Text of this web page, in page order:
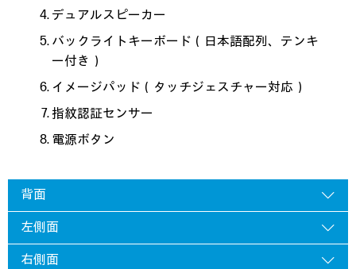
デュアルスピーカー
バックライトキーボード（日本語配列、テンキ
ー付き）
イメージパッド（タッチジェスチャー対応）
指紋認証センサー
電源ボタン
背面
左側面
右側面